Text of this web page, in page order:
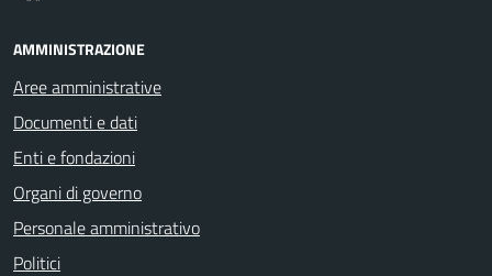
AMMINISTRAZIONE
Aree amministrative
Documenti e dati
Enti e fondazioni
Organi di governo
Personale amministrativo
Politici